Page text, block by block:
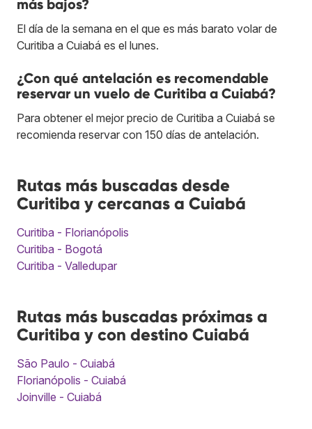
más bajos?
El día de la semana en el que es más barato volar de
Curitiba a Cuiabá es el lunes.
¿Con qué antelación es recomendable
reservar un vuelo de Curitiba a Cuiabá?
Para obtener el mejor precio de Curitiba a Cuiabá se
recomienda reservar con 150 días de antelación.
Rutas más buscadas desde
Curitiba y cercanas a Cuiabá
Curitiba - Florianópolis
Curitiba - Bogotá
Curitiba - Valledupar
Rutas más buscadas próximas a
Curitiba y con destino Cuiabá
São Paulo - Cuiabá
Florianópolis - Cuiabá
Joinville - Cuiabá